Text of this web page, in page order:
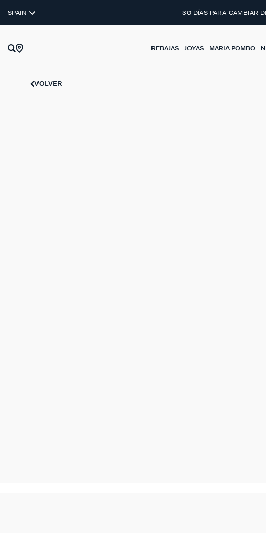
SPAIN 30 DÍAS PARA CAMBIAR
REBAJAS JOYAS MARIA POMBO
VOLVER